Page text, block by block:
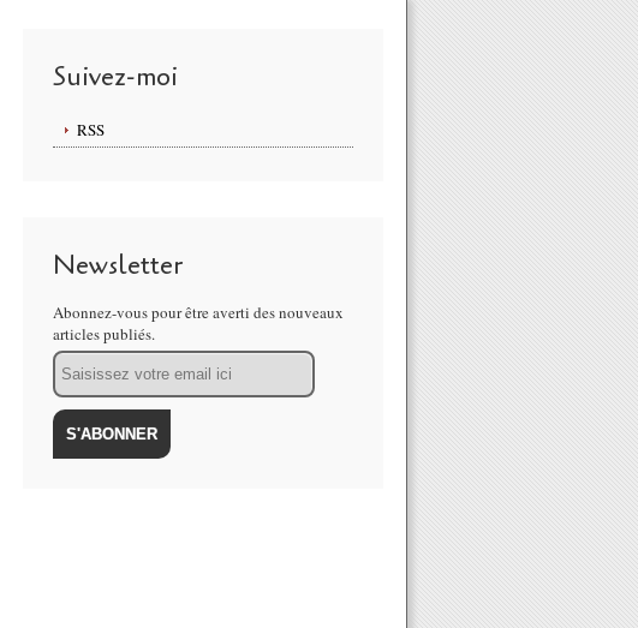
Suivez-moi
RSS
Newsletter
Abonnez-vous pour être averti des nouveaux
articles publiés.
Email